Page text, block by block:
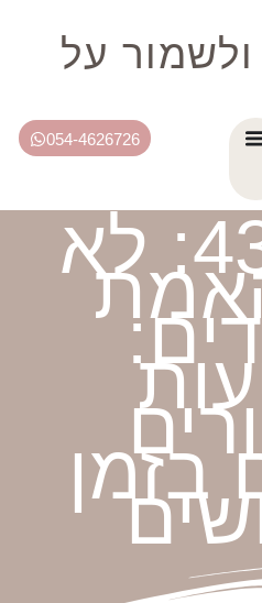
על
054-4626726
פרק 43: לא
בזמן